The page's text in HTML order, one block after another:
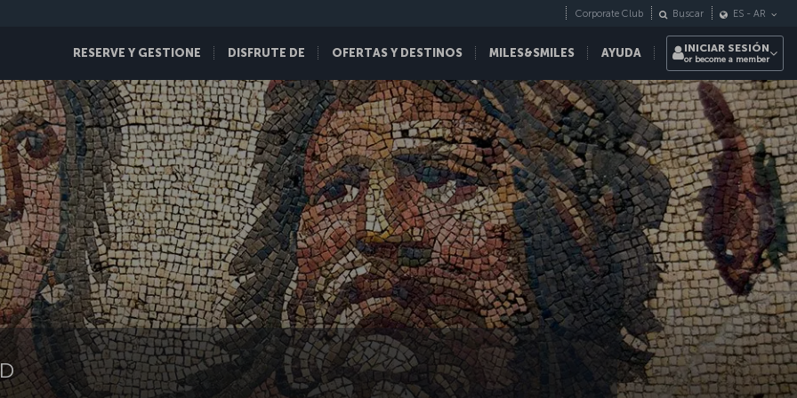
RESERVE Y GESTIONE DISFRUTE DE OFERTAS Y DESTINOS MILES&SMILES AYUDA
Corporate Club Buscar ES - AR
INICIAR SESIÓN
or become a member